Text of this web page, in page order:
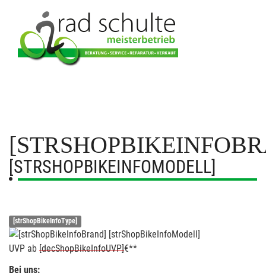
[STRSHOPBIKEINFOMODELL]
[strShopBikeInfoType]
UVP ab [decShopBikeInfoUVP]€**
Bei uns: